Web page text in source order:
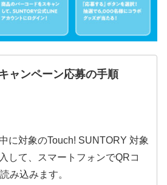
ャンペーン応募の手順
に対象のTouch! SUNTORY 対象
して、スマートフォンでQRコ
み込みます。